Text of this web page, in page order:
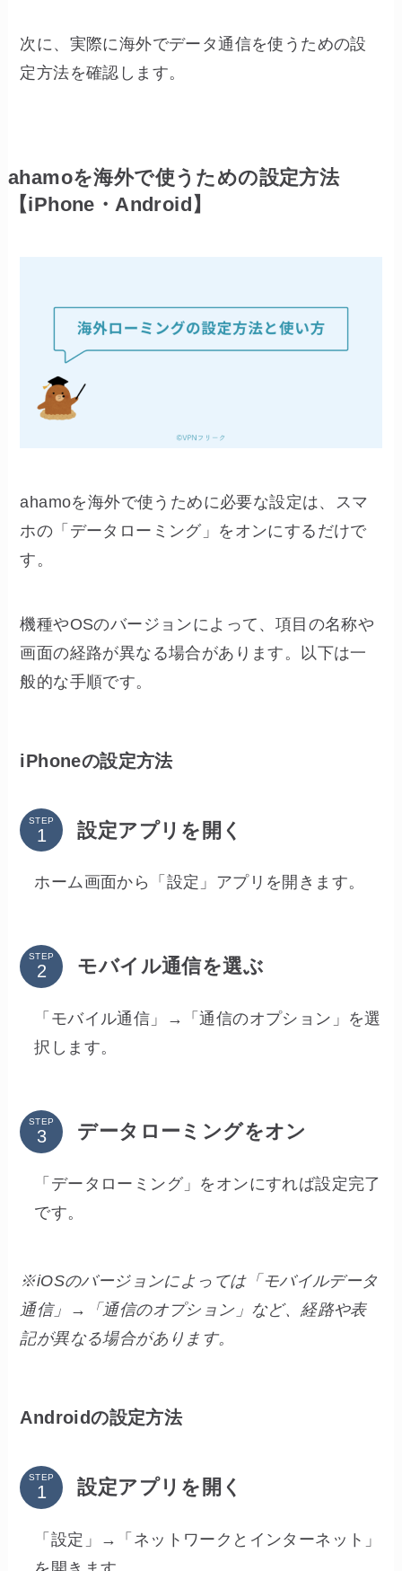
次に、実際に海外でデータ通信を使うための設
定方法を確認します。
ahamoを海外で使うための設定方法
【iPhone・Android】
ahamoを海外で使うために必要な設定は、スマ
ホの「データローミング」をオンにするだけで
す。
機種やOSのバージョンによって、項目の名称や
画面の経路が異なる場合があります。以下は一
般的な手順です。
iPhoneの設定方法
STEP 設定アプリを開く
ホーム画面から「設定」アプリを開きます。
STEP モバイル通信を選ぶ
「モバイル通信」→「通信のオプション」を選
択します。
STEP データローミングをオン
「データローミング」をオンにすれば設定完了
です。
※iOSのバージョンによっては「モバイルデータ
通信」→「通信のオプション」など、経路や表
記が異なる場合があります。
Androidの設定方法
STEP 設定アプリを開く
「設定」→「ネットワークとインターネット」